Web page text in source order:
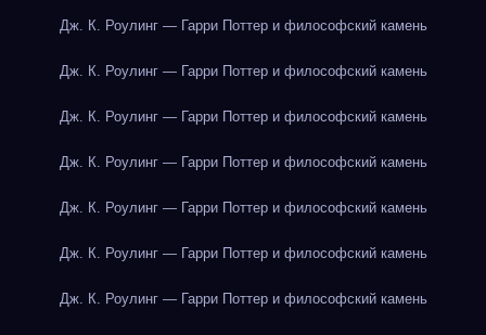
Дж. К. Роулинг — Гарри Поттер и философский камень
Дж. К. Роулинг — Гарри Поттер и философский камень
Дж. К. Роулинг — Гарри Поттер и философский камень
Дж. К. Роулинг — Гарри Поттер и философский камень
Дж. К. Роулинг — Гарри Поттер и философский камень
Дж. К. Роулинг — Гарри Поттер и философский камень
Дж. К. Роулинг — Гарри Поттер и философский камень